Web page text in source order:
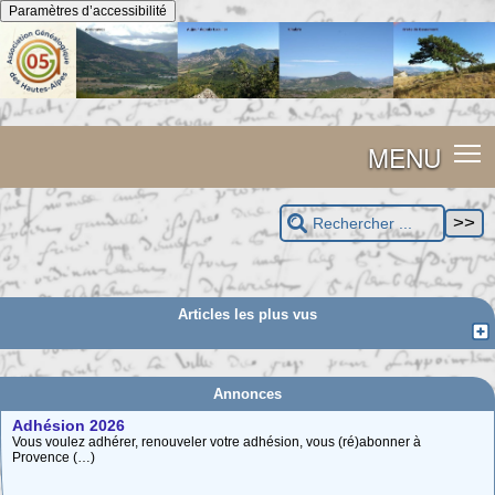
Panneau de gestion des cookies
Paramètres d’accessibilité
MENU
Articles les plus vus
Annonces
Adhésion 2026
Vous voulez adhérer, renouveler votre adhésion, vous (ré)abonner à
Provence (…)